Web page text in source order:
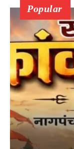
Popular